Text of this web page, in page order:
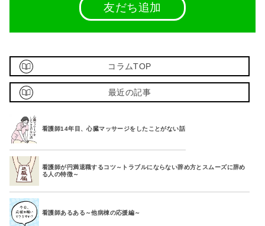
友だち追加
コラムTOP
最近の記事
看護師14年目、心臓マッサージをしたことがない話
看護師が円満退職するコツ～トラブルにならない辞め方とスムーズに辞め
る人の特徴～
看護師あるある～他病棟の応援編～